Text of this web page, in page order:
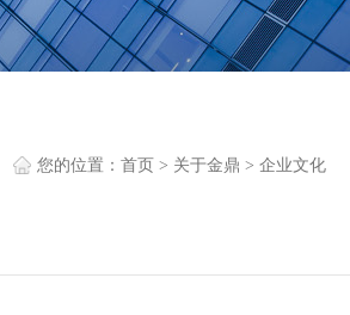
您的位置： 首页 > 关于金鼎 > 企业文化